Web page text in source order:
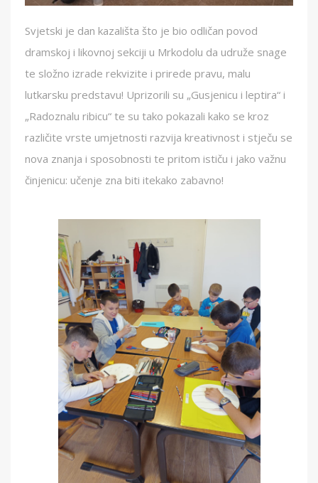
Svjetski je dan kazališta što je bio odličan povod
dramskoj i likovnoj sekciji u Mrkodolu da udruže snage
te složno izrade rekvizite i prirede pravu, malu
lutkarsku predstavu! Uprizorili su „Gusjenicu i leptira“ i
„Radoznalu ribicu“ te su tako pokazali kako se kroz
različite vrste umjetnosti razvija kreativnost i stječu se
nova znanja i sposobnosti te pritom ističu i jako važnu
činjenicu: učenje zna biti itekako zabavno!